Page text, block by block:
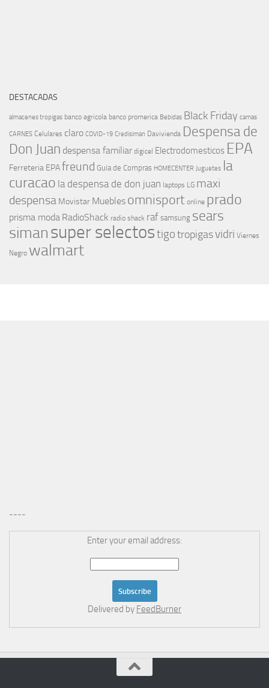
DESTACADAS
almacenes tropigas banco agricola banco promerica Bebidas Black Friday camas
CARNES Celulares claro COVID-19 Credisiman Davivienda Despensa de
Don Juan despensa familiar digicel Electrodomesticos EPA
Ferreteria EPAfreund Guia de Compras HOMECENTER Juguetes la
curacao la despensa de don juan laptops LG maxi
despensa Movistar Muebles omnisport online prado
prisma moda RadioShack radio shack raf samsung sears
simansuper selectostigotropigasvidri Viernes
Negro walmart
----
Enter your email address:
Delivered by FeedBurner